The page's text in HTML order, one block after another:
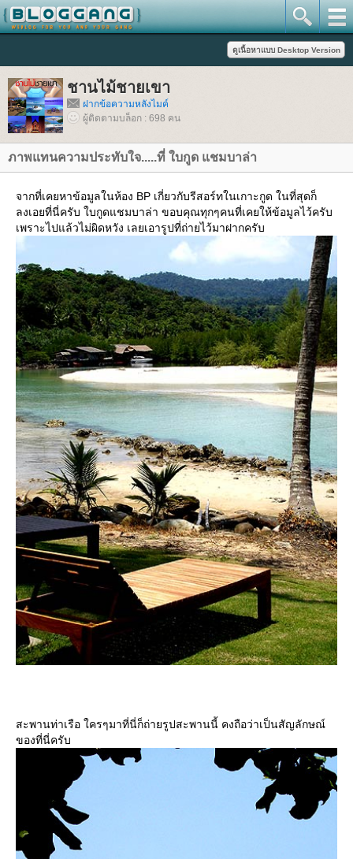
ชานไม้ชายเขา
ฝากข้อความหลังไมค์
ผู้ติดตามบล็อก : 698 คน
ภาพแทนความประทับใจ.....ที่ ใบกูด แชมบาล่า
จากที่เคยหาข้อมูลในห้อง BP เกี่ยวกับรีสอร์ทในเกาะกูด ในที่สุดก็
ลงเอยที่นี่ครับ ใบกูดแชมบาล่า ขอบคุณทุกๆคนที่เคยให้ข้อมูลไว้ครับ
เพราะไปแล้วไม่ผิดหวัง เลยเอารูปที่ถ่ายไว้มาฝากครับ
สะพานท่าเรือ ใครๆมาที่นี่ก็ถ่ายรูปสะพานนี้ คงถือว่าเป็นสัญลักษณ์
ของที่นี่ครับ